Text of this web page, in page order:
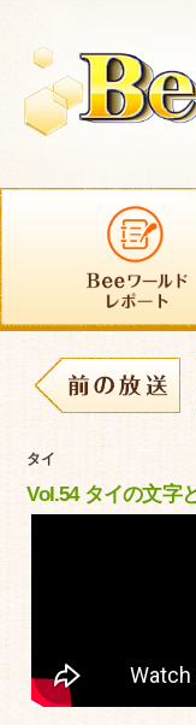
タイ
Vol.54 タイの文字